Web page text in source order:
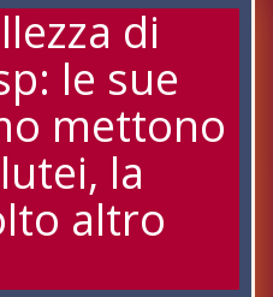
di
le sue
mettono
la
altro